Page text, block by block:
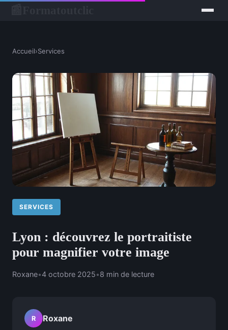
Accueil›Services
SERVICES
Lyon : découvrez le portraitiste
pour magnifier votre image
Roxane•4 octobre 2025•8 min de lecture
R Roxane